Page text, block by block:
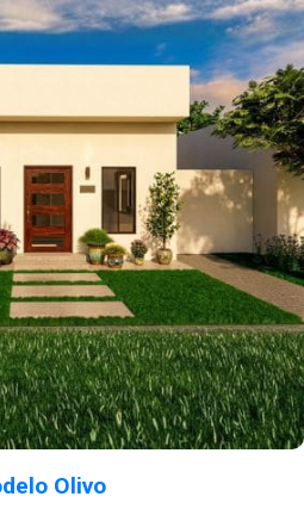
Olivo